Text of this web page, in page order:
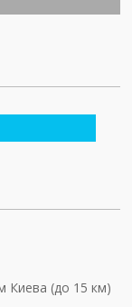
Киева (до 15 км)